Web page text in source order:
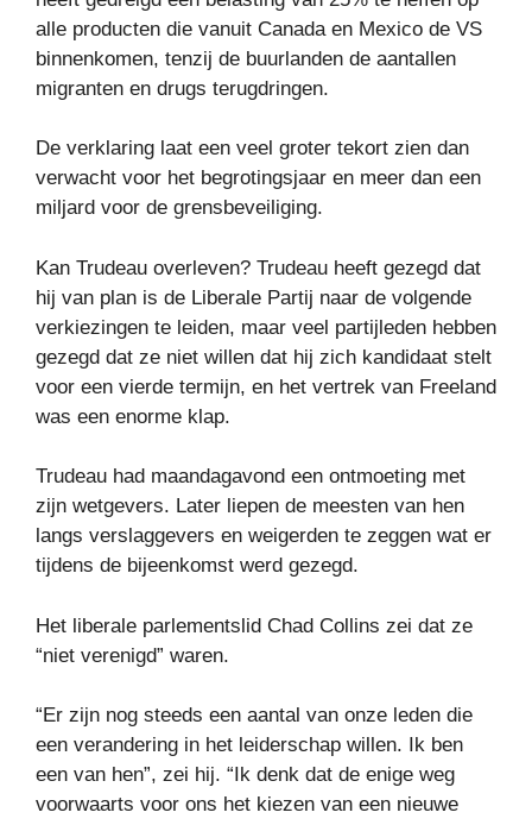
alle producten die vanuit Canada en Mexico de VS
binnenkomen, tenzij de buurlanden de aantallen
migranten en drugs terugdringen.
De verklaring laat een veel groter tekort zien dan
verwacht voor het begrotingsjaar en meer dan een
miljard voor de grensbeveiliging.
Kan Trudeau overleven? Trudeau heeft gezegd dat
hij van plan is de Liberale Partij naar de volgende
verkiezingen te leiden, maar veel partijleden hebben
gezegd dat ze niet willen dat hij zich kandidaat stelt
voor een vierde termijn, en het vertrek van Freeland
was een enorme klap.
Trudeau had maandagavond een ontmoeting met
zijn wetgevers. Later liepen de meesten van hen
langs verslaggevers en weigerden te zeggen wat er
tijdens de bijeenkomst werd gezegd.
Het liberale parlementslid Chad Collins zei dat ze
“niet verenigd” waren.
“Er zijn nog steeds een aantal van onze leden die
een verandering in het leiderschap willen. Ik ben
een van hen”, zei hij. “Ik denk dat de enige weg
voorwaarts voor ons het kiezen van een nieuwe